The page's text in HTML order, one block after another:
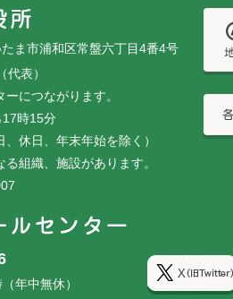
ま市浦和区常盤六丁目4番4号
（代表）
につながります。
17時15分
、休日、年末年始を除く）
組織、施設があります。
年中無休）